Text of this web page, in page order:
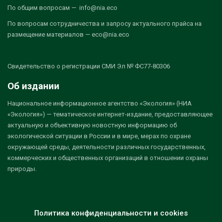
По общим вопросам — info@nia.eco
По вопросам сотрудничества и запросу актуального прайса на
размещение материалов — eco@nia.eco
Свидетельство о регистрации СМИ Эл № ФС77-80306
Об издании
Национальное информационное агентство «Экология» (НИА
«Экология») — тематическое интернет-издание, предоставляющее
актуальную и объективную новостную информацию об
экологической ситуации в России и в мире, мерах по охране
окружающей среды, деятельности различных государственных,
коммерческих и общественных организаций в отношении охраны
природы.
Политика конфиденциальности и cookies